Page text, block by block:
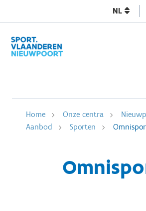
NL
Home Onze centra
Aanbod
Sporten